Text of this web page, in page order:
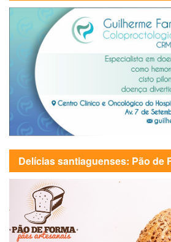
Delícias santiaguenses: Pão de